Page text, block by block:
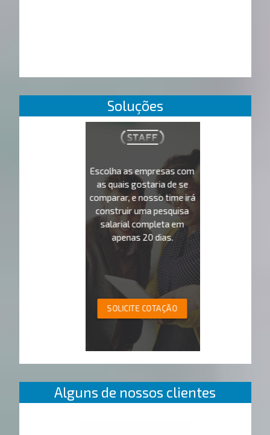
Soluções
Escolha as empresas com
as quais gostaria de se
comparar, e nosso time irá
construir uma pesquisa
salarial completa em
apenas 20 dias.
SOLICITE COTAÇÃO
Alguns de nossos clientes